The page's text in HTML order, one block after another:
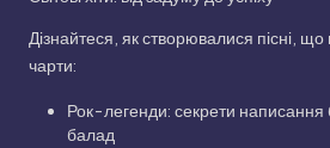
Дізнайтеся, як створювалися пісні, що
чарти:
Рок-легенди: секрети
балад